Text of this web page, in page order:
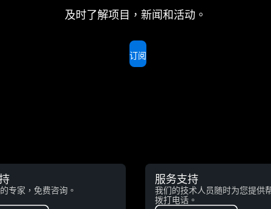
及时了解项目，新闻和活动。
订阅
专家，免费咨询。
服务支持
我们的技术人员随时为您提供
拨打电话。